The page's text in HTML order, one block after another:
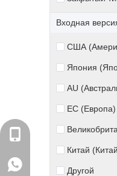
Входная
США
Япония
AU
ЕС (Европа)
Китай
Другой
+86-18129522938